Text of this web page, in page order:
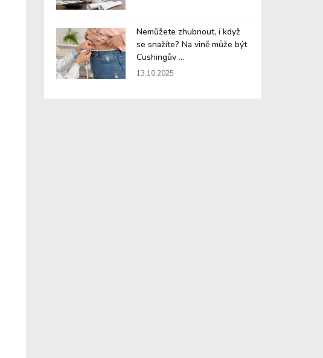
Nemůžete zhubnout, i když
se snažíte? Na vině může být
Cushingův ...
13.10.2025